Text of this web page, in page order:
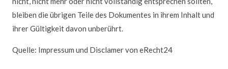
bleiben die übrigen Teile des Dokumentes in ihrem Inhalt und
ihrer Gültigkeit davon unberührt.
Quelle: Impressum und Disclamer von eRecht24